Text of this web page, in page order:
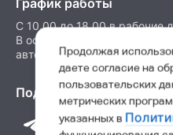
График работы
C 10.00 до 18.00 в рабочие
В остальные часы можно
автоответчик
Подпишитесь на нас в
Продолжая
даете согласие на
пользовательских
метрических
указанных в